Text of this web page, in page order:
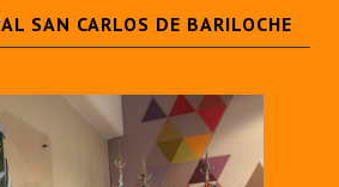
SAN CARLOS DE BARILOCHE